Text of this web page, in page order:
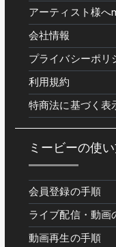
アーティスト様へ
会社情報
プライバシーポリ
利用規約
特商法に基づく表
ミービーの使
会員登録の手順
ライブ配信・動画
動画再生の手順